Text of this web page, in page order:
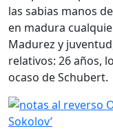
las sabias manos
en madura
Madurez y
relativos: 26 años,
ocaso de Schubert.